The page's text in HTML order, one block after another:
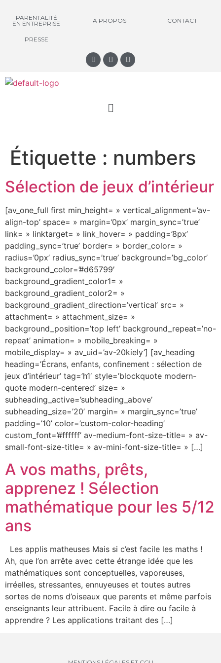
PARENTALITÉ
EN ENTREPRISE
A PROPOS CONTACT
PRESSE
Étiquette : numbers
Sélection de jeux d’intérieur
[av_one_full first min_height= » vertical_alignment=’av-
align-top’ space= » margin=’0px’ margin_sync=’true’
link= » linktarget= » link_hover= » padding=’8px’
padding_sync=’true’ border= » border_color= »
radius=’0px’ radius_sync=’true’ background=’bg_color’
background_color=’#d65799′
background_gradient_color1= »
background_gradient_color2= »
background_gradient_direction=’vertical’ src= »
attachment= » attachment_size= »
background_position=’top left’ background_repeat=’no-
repeat’ animation= » mobile_breaking= »
mobile_display= » av_uid=’av-20kiely’] [av_heading
heading=’Écrans, enfants, confinement : sélection de
jeux d’intérieur’ tag=’h1′ style=’blockquote modern-
quote modern-centered’ size= »
subheading_active=’subheading_above’
subheading_size=’20’ margin= » margin_sync=’true’
padding=’10’ color=’custom-color-heading’
custom_font=’#ffffff’ av-medium-font-size-title= » av-
small-font-size-title= » av-mini-font-size-title= » […]
A vos maths, prêts,
apprenez ! Sélection
mathématique pour les 5/12
ans
Les applis matheuses Mais si c’est facile les maths !
Ah, que l’on arrête avec cette étrange idée que les
mathématiques sont conceptuelles, vaporeuses,
irréelles, stressantes, ennuyeuses et toutes autres
sortes de noms d’oiseaux que parents et même parfois
enseignants leur attribuent. Facile à dire ou facile à
apprendre ? Les applications traitant des […]